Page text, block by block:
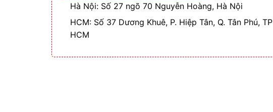
Hà Nội: Số 27 ngõ 70 Nguyễn Hoàng, Hà Nội
HCM: Số 37 Dương Khuê, P. Hiệp Tân, Q. Tân Phú, TP
HCM